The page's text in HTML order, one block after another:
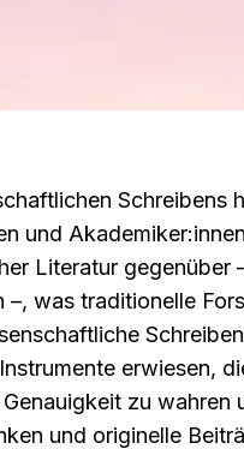
Schreibens
und
Literatur
was traditionelle
erwiesen,
zu
und originelle